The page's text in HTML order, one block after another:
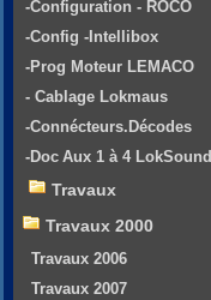
-Configuration - ROCO
-Config -Intellibox
-Prog Moteur LEMACO
- Cablage Lokmaus
-Connécteurs.Décodes
-Doc Aux 1 à 4 LokSound
Travaux
Travaux 2000
Travaux 2006
Travaux 2007